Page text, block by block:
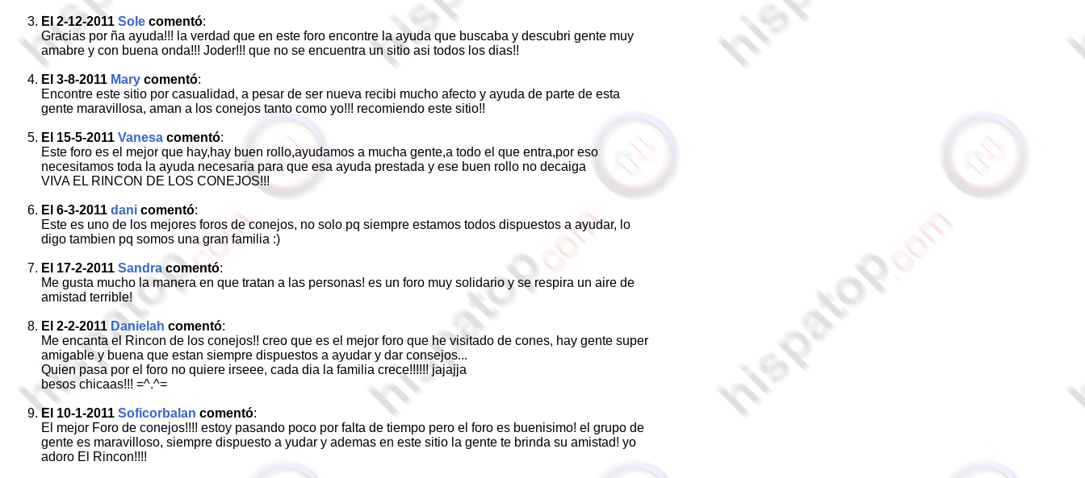
El 2-12-2011 Sole comentó:
Gracias por ña ayuda!!! la verdad que en este foro encontre la ayuda que buscaba y descubri gente muy
amabre y con buena onda!!! Joder!!! que no se encuentra un sitio asi todos los dias!!
El 3-8-2011 Mary comentó:
Encontre este sitio por casualidad, a pesar de ser nueva recibi mucho afecto y ayuda de parte de esta
gente maravillosa, aman a los conejos tanto como yo!!! recomiendo este sitio!!
El 15-5-2011 Vanesa comentó:
Este foro es el mejor que hay,hay buen rollo,ayudamos a mucha gente,a todo el que entra,por eso
necesitamos toda la ayuda necesaria para que esa ayuda prestada y ese buen rollo no decaiga
VIVA EL RINCON DE LOS CONEJOS!!!
El 6-3-2011 dani comentó:
Este es uno de los mejores foros de conejos, no solo pq siempre estamos todos dispuestos a ayudar, lo
digo tambien pq somos una gran familia :)
El 17-2-2011 Sandra comentó:
Me gusta mucho la manera en que tratan a las personas! es un foro muy solidario y se respira un aire de
amistad terrible!
El 2-2-2011 Danielah comentó:
Me encanta el Rincon de los conejos!! creo que es el mejor foro que he visitado de cones, hay gente super
amigable y buena que estan siempre dispuestos a ayudar y dar consejos...
Quien pasa por el foro no quiere irseee, cada dia la familia crece!!!!!! jajajja
besos chicaas!!! =^.^=
El 10-1-2011 Soficorbalan comentó:
El mejor Foro de conejos!!!! estoy pasando poco por falta de tiempo pero el foro es buenisimo! el grupo de
gente es maravilloso, siempre dispuesto a yudar y ademas en este sitio la gente te brinda su amistad! yo
adoro El Rincon!!!!